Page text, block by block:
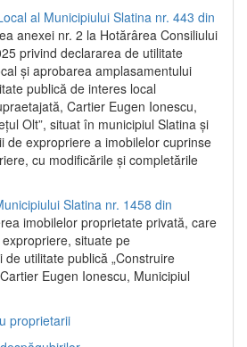
al Municipiului Slatina nr. 443 din
anexei nr. 2 la Hotărârea Consiliului
privind declararea de utilitate
şi aprobarea amplasamentului
publică de interes local
Cartier Eugen Ionescu,
Olt”, situat în municipiul Slatina şi
de expropriere a imobilelor cuprinse
cu modificările şi completările
Slatina nr. 1458 din
imobilelor proprietate privată, care
situate pe
utilitate publică „Construire
Eugen Ionescu, Municipiul
proprietarii